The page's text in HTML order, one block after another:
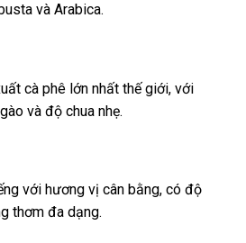
và Arabica.
cà phê lớn nhất thế giới, với
và độ chua nhẹ.
với hương vị cân bằng, có độ
thơm đa dạng.